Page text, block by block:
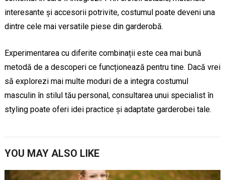
interesante și accesorii potrivite, costumul poate deveni una
dintre cele mai versatile piese din garderobă.
Experimentarea cu diferite combinații este cea mai bună
metodă de a descoperi ce funcționează pentru tine. Dacă vrei
să explorezi mai multe moduri de a integra costumul
masculin în stilul tău personal, consultarea unui specialist în
styling poate oferi idei practice și adaptate garderobei tale.
YOU MAY ALSO LIKE